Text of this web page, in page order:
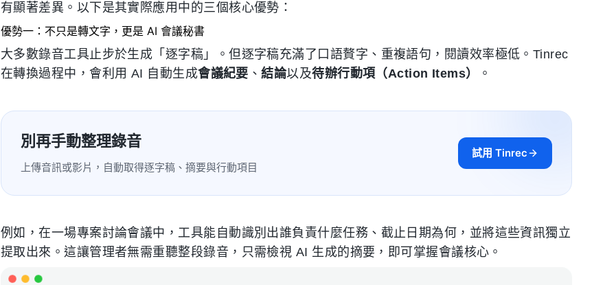
有顯著差異。以下是其實際應用中的三個核心優勢：
優勢一：不只是轉文字，更是 AI 會議秘書
大多數錄音工具止步於生成「逐字稿」。但逐字稿充滿了口語贅字、重複語句，閱讀效率極低。Tinrec
在轉換過程中，會利用 AI 自動生成會議紀要 、結論以及待辦行動項（Action Items） 。
別再手動整理錄音
上傳音訊或影片，自動取得逐字稿、摘要與行動項目
試用 Tinrec
例如，在一場專案討論會議中，工具能自動識別出誰負責什麼任務、截止日期為何，並將這些資訊獨立
提取出來。這讓管理者無需重聽整段錄音，只需檢視 AI 生成的摘要，即可掌握會議核心。